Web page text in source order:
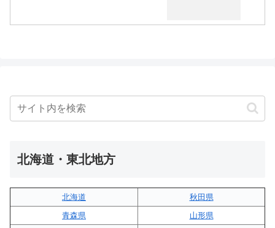
北海道・東北地方
北海道
秋田県
青森県
山形県